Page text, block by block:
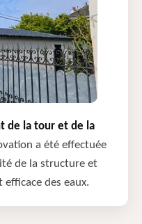
de la tour et de la
a été effectuée
de la structure et
efficace des eaux.